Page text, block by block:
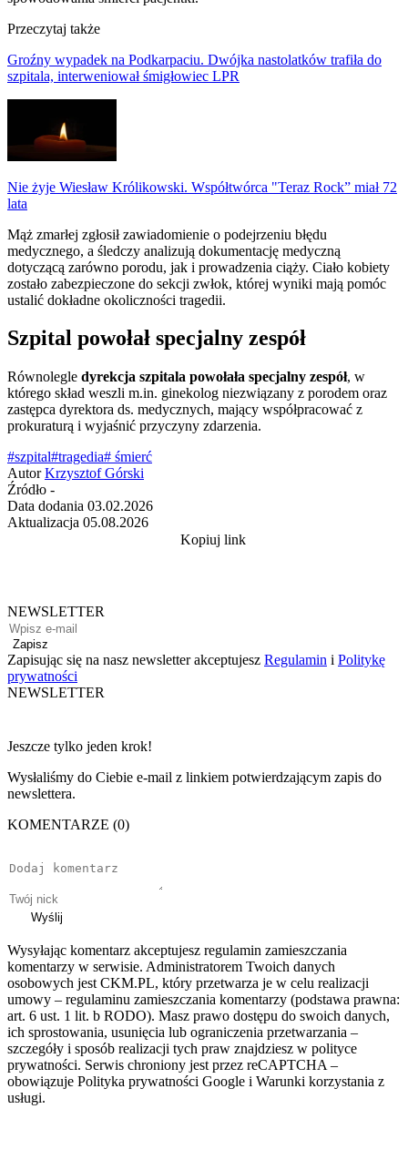
Przeczytaj także
Groźny wypadek na Podkarpaciu. Dwójka nastolatków trafiła do
szpitala, interweniował śmigłowiec LPR
Nie żyje Wiesław Królikowski. Współtwórca "Teraz Rock” miał 72
lata
Mąż zmarłej zgłosił zawiadomienie o podejrzeniu błędu
medycznego, a śledczy analizują dokumentację medyczną
dotyczącą zarówno porodu, jak i prowadzenia ciąży. Ciało kobiety
zostało zabezpieczone do sekcji zwłok, której wyniki mają pomóc
ustalić dokładne okoliczności tragedii.
Szpital powołał specjalny zespół
Równolegle dyrekcja szpitala powołała specjalny zespół, w
którego skład weszli m.in. ginekolog niezwiązany z porodem oraz
zastępca dyrektora ds. medycznych, mający współpracować z
prokuraturą i wyjaśnić przyczyny zdarzenia.
#szpital#tragedia# śmierć
Autor Krzysztof Górski
Źródło -
Data dodania 03.02.2026
Aktualizacja 05.08.2026
Kopiuj link
NEWSLETTER
Zapisz
Zapisując się na nasz newsletter akceptujesz Regulamin i Politykę
prywatności
NEWSLETTER
Jeszcze tylko jeden krok!
Wysłaliśmy do Ciebie e-mail z linkiem potwierdzającym zapis do
newslettera.
KOMENTARZE (0)
Wyślij
Wysyłając komentarz akceptujesz regulamin zamieszczania
komentarzy w serwisie. Administratorem Twoich danych
osobowych jest CKM.PL, który przetwarza je w celu realizacji
umowy – regulaminu zamieszczania komentarzy (podstawa prawna:
art. 6 ust. 1 lit. b RODO). Masz prawo dostępu do swoich danych,
ich sprostowania, usunięcia lub ograniczenia przetwarzania –
szczegóły i sposób realizacji tych praw znajdziesz w polityce
prywatności. Serwis chroniony jest przez reCAPTCHA –
obowiązuje Polityka prywatności Google i Warunki korzystania z
usługi.